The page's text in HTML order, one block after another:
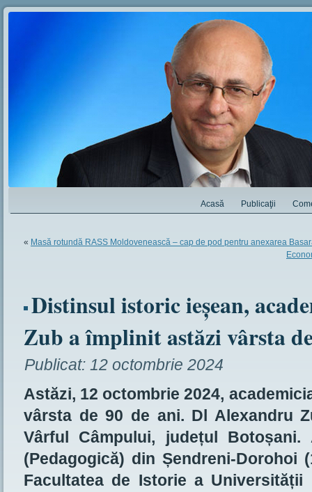
Acasă Publicaţii
« Masă rotundă RASS Moldovenească – cap de pod pentru anexarea
Distinsul istoric ieșean,
Zub a împlinit astăzi vârsta
Publicat: 12 octombrie 2024
Astăzi, 12 octombrie 2024,
vârsta de 90 de ani. Dl Alexandru
Vârful Câmpului, județul
(Pedagogică) din Șendreni-
Facultatea de Istorie a Universității